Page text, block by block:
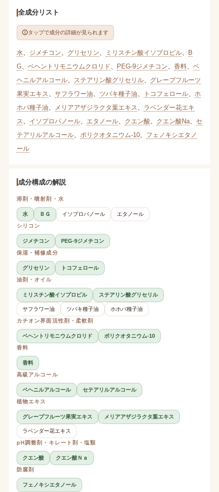
全成分リスト
タップで成分の詳細が見られます
水 ジメチコン グリセリン ミリスチン酸イソプロピル、 B
G、 ベヘントリモニウムクロリド PEG-9ジメチコン 香料、 ベ
ヘニルアルコール、 ステアリン酸グリセリル、 グレープフルーツ
果実エキス
サフラワー油 ツバキ種子油 トコフェロール、 ホ
ホバ種子油
メリアアザジラクタ葉エキス
ラベンダー花エキ
ス
イソプロパノール、 エタノール、 クエン酸 クエン酸Na、 セ
テアリルアルコール、 ポリクオタニウム-10、 フェノキシエタノ
ール
成分構成の解説
溶剤・噴射剤・水
水 ＢＧ イソプロパノール
エタノール
シリコン
ジメチコン
PEG-9ジメチコン
保湿・補修成分
グリセリン
トコフェロール
油剤・オイル
ミリスチン酸イソプロピル ステアリン酸グリセリル
サフラワー油 ツバキ種子油
ホホバ種子油
カチオン界面活性剤・柔軟剤
ベヘントリモニウムクロリド
ポリクオタニウム-10
香料
香料
高級アルコール
ベヘニルアルコール
セテアリルアルコール
植物エキス
グレープフルーツ果実エキス メリアアザジラクタ葉エキス
ラベンダー花エキス
pH調整剤・キレート剤・塩類
クエン酸
クエン酸Ｎａ
防腐剤
フェノキシエタノール